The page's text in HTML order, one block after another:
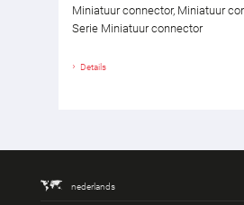
Miniatuur connector, Miniatuur
Serie Miniatuur connector
Details
nederlands